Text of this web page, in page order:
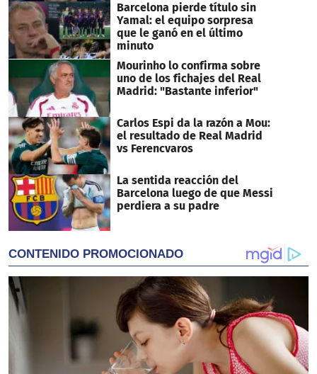
Barcelona pierde título sin
Yamal: el equipo sorpresa
que le ganó en el último
minuto
Mourinho lo confirma sobre
uno de los fichajes del Real
Madrid: "Bastante inferior"
Carlos Espi da la razón a Mou:
el resultado de Real Madrid
vs Ferencvaros
La sentida reacción del
Barcelona luego de que Messi
perdiera a su padre